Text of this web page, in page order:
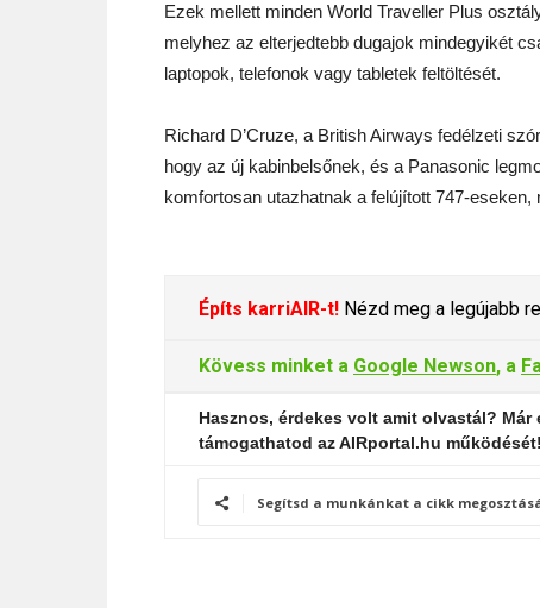
Ezek mellett minden World Traveller Plus
melyhez az elterjedtebb dugajok mindegyikét
laptopok, telefonok vagy tabletek feltöltését.
Richard D’Cruze, a British Airways fedélzeti
hogy az új kabinbelsőnek, és a Panasonic
komfortosan utazhatnak a felújított 747-
Építs karriAIR-t! Nézd meg a legújabb
Kövess minket a Google Newson, a
Hasznos, érdekes volt amit olvastál? Már
támogathatod az AIRportal.hu működését!
Segítsd a munkánkat a cikk